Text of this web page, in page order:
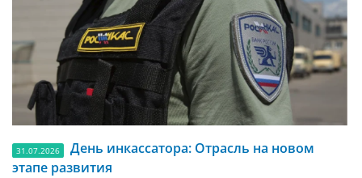
31.07.2026
День инкассатора: Отрасль на новом
этапе развития